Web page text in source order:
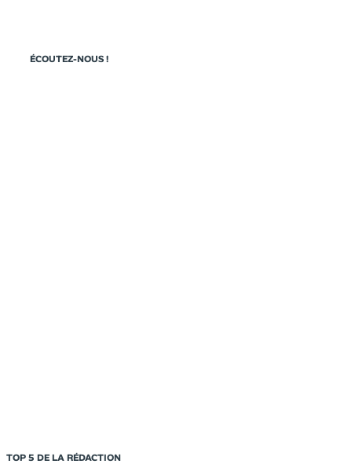
ÉCOUTEZ-NOUS !
TOP 5 DE LA RÉDACTION